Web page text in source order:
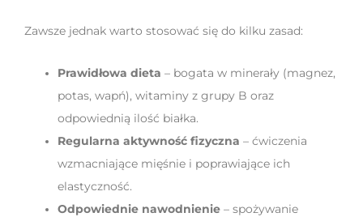
Zawsze jednak warto stosować się do kilku zasad:
Prawidłowa dieta – bogata w minerały (magnez,
potas, wapń), witaminy z grupy B oraz
odpowiednią ilość białka.
Regularna aktywność fizyczna – ćwiczenia
wzmacniające mięśnie i poprawiające ich
elastyczność.
Odpowiednie nawodnienie – spożywanie